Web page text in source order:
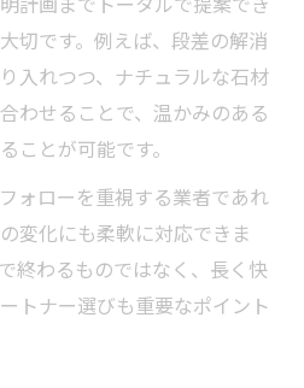
切です。例えば、段差の解消
入れつつ、ナチュラルな石材
わせることで、温かみのある
ことが可能です。
ォローを重視する業者であれ
変化にも柔軟に対応できま
終わるものではなく、長く快
トナー選びも重要なポイント